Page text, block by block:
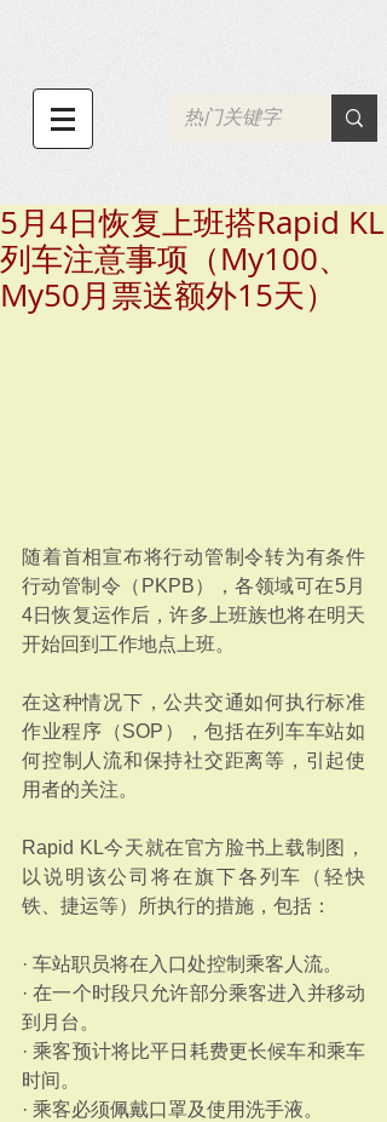
5月4日恢复上班搭Rapid KL
列车注意事项（My100、
My50月票送额外15天）
随着首相宣布将行动管制令转为有条件
行动管制令（PKPB），各领域可在5月
4日恢复运作后，许多上班族也将在明天
开始回到工作地点上班。
在这种情况下，公共交通如何执行标准
作业程序（SOP），包括在列车车站如
何控制人流和保持社交距离等，引起使
用者的关注。
Rapid KL今天就在官方脸书上载制图，
以说明该公司将在旗下各列车（轻快
铁、捷运等）所执行的措施，包括：
· 车站职员将在入口处控制乘客人流。
· 在一个时段只允许部分乘客进入并移动
到月台。
· 乘客预计将比平日耗费更长候车和乘车
时间。
· 乘客必须佩戴口罩及使用洗手液。